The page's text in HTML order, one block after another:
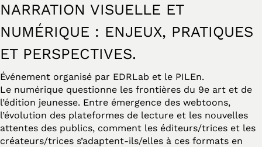
NARRATION VISUELLE ET
NUMÉRIQUE : ENJEUX, PRATIQUES
ET PERSPECTIVES.
Événement organisé par EDRLab et le PILEn.
Le numérique questionne les frontières du 9e art et de
l’édition jeunesse. Entre émergence des webtoons,
l’évolution des plateformes de lecture et les nouvelles
attentes des publics, comment les éditeurs/trices et les
créateurs/trices s’adaptent-ils/elles à ces formats en